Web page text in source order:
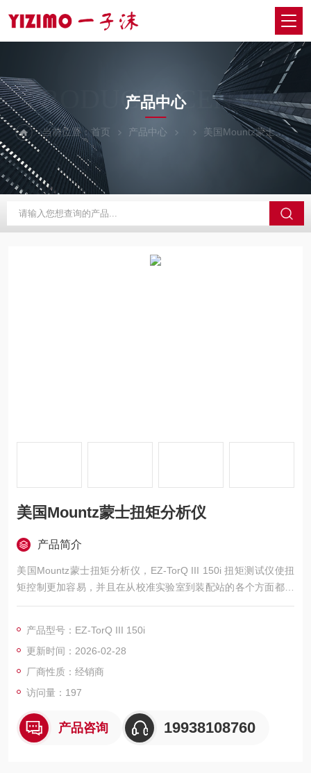
PRODUCTS CENTER
产品中心
当前位置：首页 产品中心 美国Mountz蒙士 EZ-
美国Mountz蒙士扭矩分析仪
产品简介
美国Mountz蒙士扭矩分析仪，EZ-TorQ III 150i 扭矩测试仪使扭
矩控制更加容易，并且在从校准实验室到装配站的各个方面都更
加可用。高度便携且用户友好，这款电池供电的扭矩验证中心可
进行现场检查，或者在装配站使用，进行快速简便的扭矩工具验
证和校准。
产品型号：EZ-TorQ III 150i
更新时间：2026-02-28
厂商性质：经销商
访问量：197
产品咨询 19938108760